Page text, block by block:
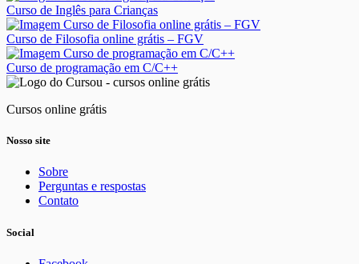
Curso de Inglês para Crianças
Curso de Filosofia online grátis – FGV
Curso de programação em C/C++
Cursos online grátis
Nosso site
Sobre
Perguntas e respostas
Contato
Social